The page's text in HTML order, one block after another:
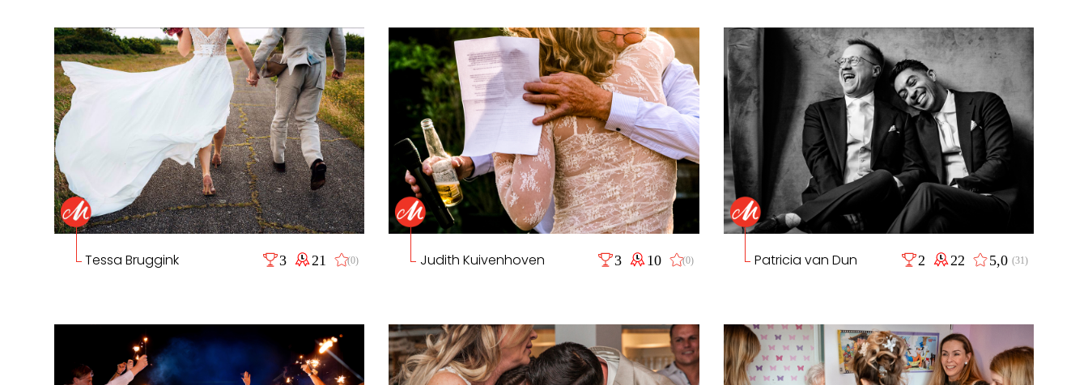
Tessa Bruggink 3 21 (0) Judith Kuivenhoven 3 10 (0) Patricia van Dun 2 22 5,0(31)